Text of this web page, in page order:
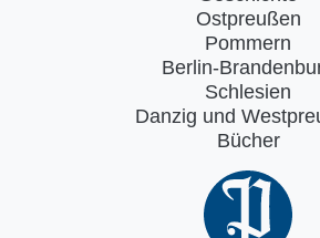
Ostpreußen
Pommern
Berlin-
Schlesien
Danzig und
Bücher